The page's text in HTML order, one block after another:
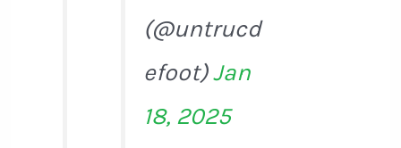
(@untrucd
efoot)Jan
18, 2025